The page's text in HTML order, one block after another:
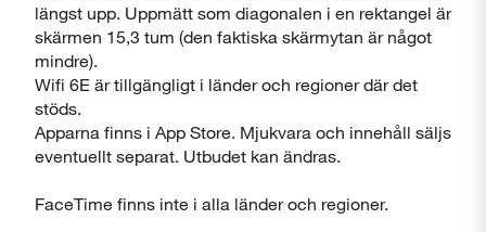
längst upp. Uppmätt som diagonalen i en rektangel är
skärmen 15,3 tum (den faktiska skärmytan är något
mindre).
Wifi 6E är tillgängligt i länder och regioner där det
stöds.
Apparna finns i App Store. Mjukvara och innehåll säljs
eventuellt separat. Utbudet kan ändras.
FaceTime finns inte i alla länder och regioner.